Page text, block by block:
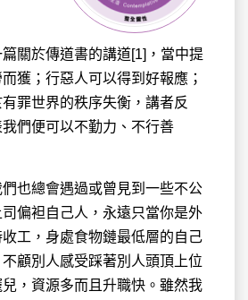
關於傳道書的講道[1]，當中提
獲；行惡人可以得到好報應；
罪世界的秩序失衡，講者反
們便可以不勤力、不行善
也總會遇過或曾見到一些不公
偏袒自己人，永遠只當你是外
工，身處食物鏈最低層的自己
顧別人感受踩著別人頭頂上位
，資源多而且升職快。雖然我